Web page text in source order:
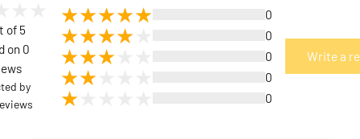
of 5
on 0
by
0
0
0
0
0
Write a